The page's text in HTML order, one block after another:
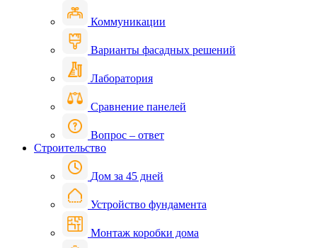
Коммуникации
Варианты фасадных решений
Лаборатория
Сравнение панелей
Вопрос – ответ
Строительство
Дом за 45 дней
Устройство фундамента
Монтаж коробки дома